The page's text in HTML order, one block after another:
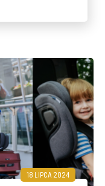
18 LIPCA 2024